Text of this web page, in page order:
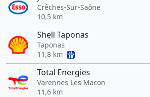
Crêches-Sur-Saône
10,5 km
Shell Taponas
Taponas
11,8 km
Total Energies
Varennes Les Macon
11,6 km